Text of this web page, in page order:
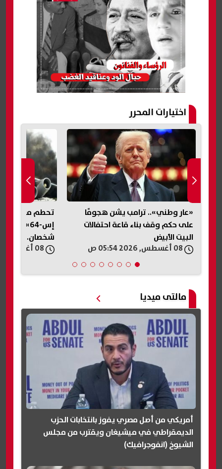
اختيارات المحرر
«عار وطني».. ترامب يشن هجومًا
على حكم وقف بناء قاعة احتفالات
البيت الأبيض
تحطم مروحية
إس-64»
شخصان..
مالتى ميديا
أمريكي من أصل مصري يفوز بانتخابات الحزب
الديمقراطي في ميشيغان ويقترب من مجلس
الشيوخ (انفوجرافيك)